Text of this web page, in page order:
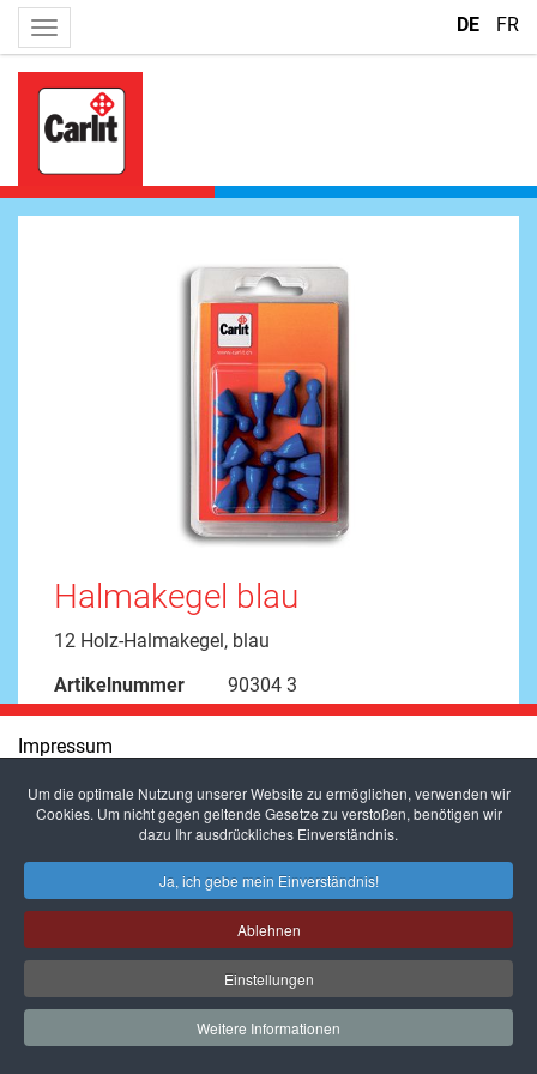
Um die optimale Nutzung unserer Website zu ermöglichen, verwenden wir
Cookies. Um nicht gegen geltende Gesetze zu verstoßen, benötigen wir
dazu Ihr ausdrückliches Einverständnis.
Ja, ich gebe mein Einverständnis!
Ablehnen
Einstellungen
Weitere Informationen
DE FR
Halmakegel blau
12 Holz-Halmakegel, blau
Artikelnummer
90304 3
Impressum
Datenschutz
Links